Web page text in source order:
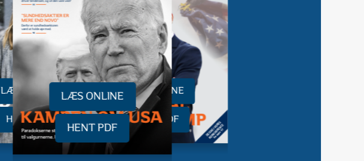
LÆS ONLINE
HENT PDF
LÆS ONLINE
HENT PDF
LÆS ONLINE
HENT PDF